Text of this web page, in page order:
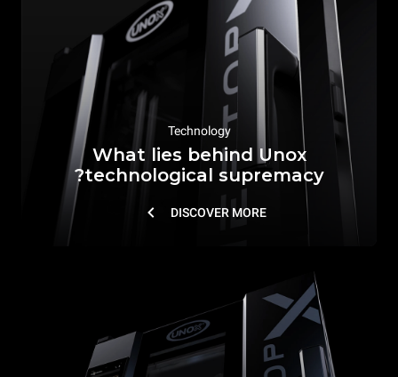
Technology
What lies behind Unox
technological supremacy?
DISCOVER MORE